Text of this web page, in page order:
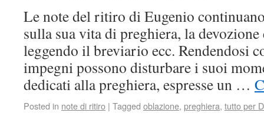
Le note del ritiro di Eugenio
sulla sua vita di preghiera, la
leggendo il breviario ecc. Rendendosi
impegni possono disturbare i suoi
dedicati alla preghiera, espresse un …
Posted in note di ritiro | Tagged oblazione, preghiera, tutto per